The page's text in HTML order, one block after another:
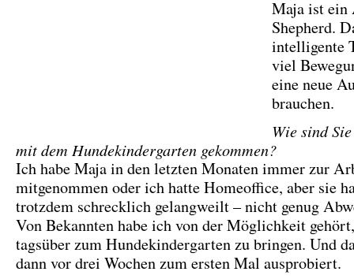
Maja ist ein
Shepherd.
intelligente
viel
eine neue
brauchen.
Wie sind
mit dem Hundekindergarten gekommen?
Ich habe Maja in den letzten Monaten immer zur
mitgenommen oder ich hatte Homeoffice, aber sie
trotzdem schrecklich gelangweilt – nicht genug
Von Bekannten habe ich von der Möglichkeit
tagsüber zum Hundekindergarten zu bringen. Und
dann vor drei Wochen zum ersten Mal ausprobiert.